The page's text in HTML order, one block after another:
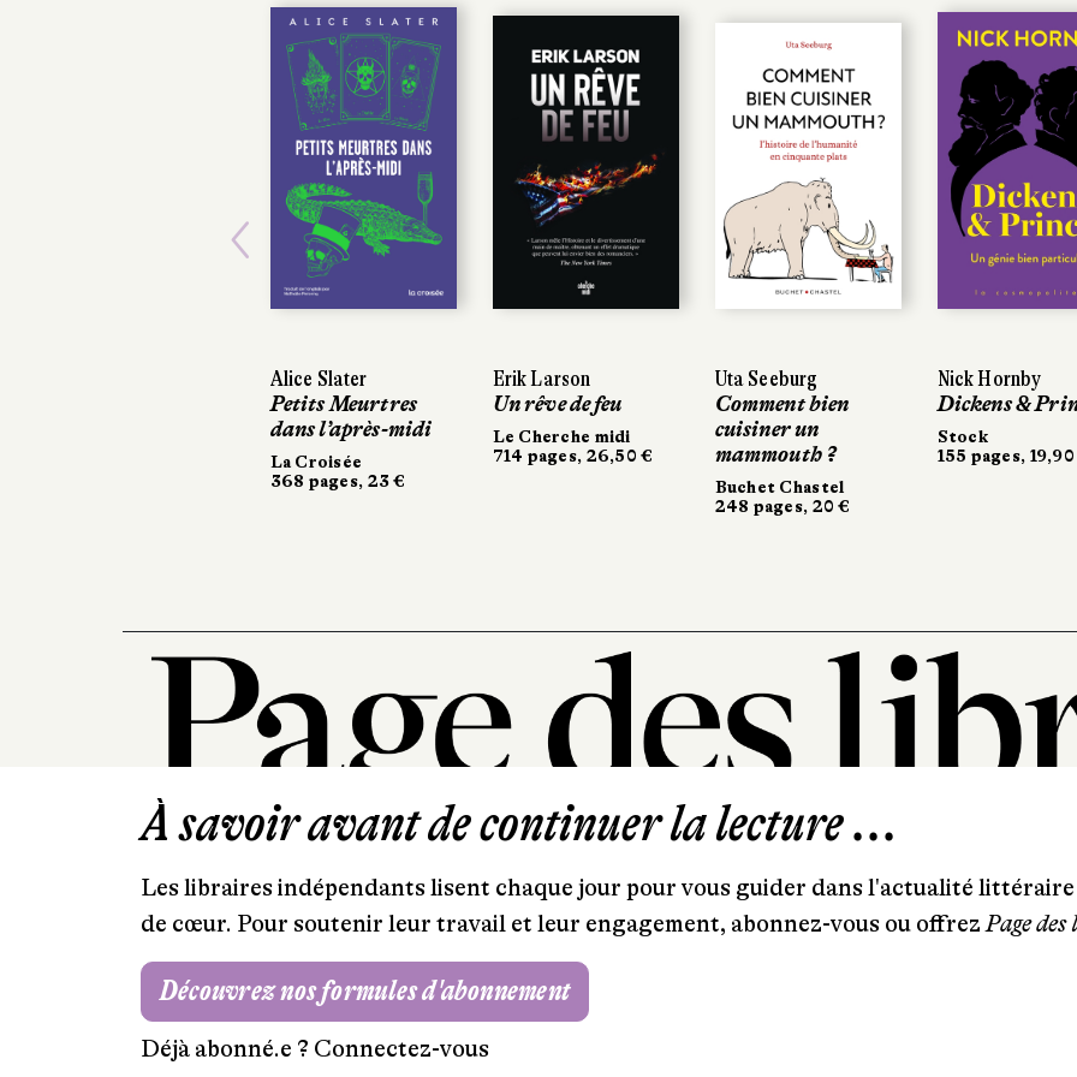
Alice Slater
Petits Meurtres
dans l’après-midi
La Croisée
368 pages, 23 €
Erik Larson
Un rêve de feu
Le Cherche midi
714 pages, 26,50 €
Uta Seeburg
Comment bien
cuisiner un
mammouth ?
Buchet Chastel
248 pages, 20 €
Nick Hornby
Dickens &
Stock
155 pages,
Erik Larson
Un rêve de feu
Le Cherche midi
714 pages, 26,50 €
Uta Seeburg
Comment bien
cuisiner un
mammouth ?
Buchet Chastel
248 pages, 20 €
Nick Hornby
Dickens &
Stock
155 pages,
Previous
101, rue Saint-Lazare
T. 01 44 41 97 20
Mentions légales RGPD
À savoir avant de continuer la lecture ...
Les libraires indépendants lisent chaque jour pour vous guider dans l'actualité
de cœur. Pour soutenir leur travail et leur engagement, abonnez-vous ou offrezPage
Découvrez nos formules d'abonnement
Déjà abonné.e ? Connectez-vous